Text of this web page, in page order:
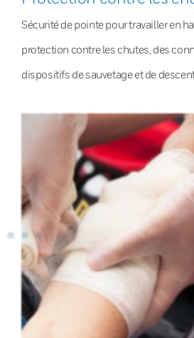
Sécurité de pointe pour travailler en
protection contre les chutes, des
dispositifs de sauvetage et de